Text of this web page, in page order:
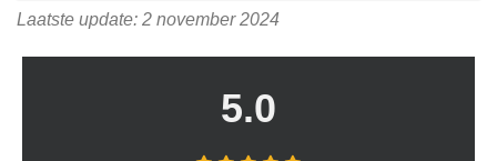
Laatste update: 2 november 2024
5.0